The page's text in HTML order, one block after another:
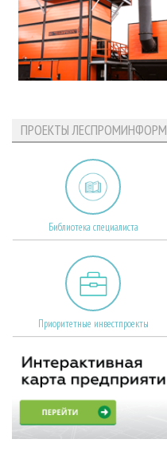
ПРОЕКТЫ ЛЕСПРОМИНФОРМ
Библиотека специалиста
Приоритетные инвестпроекты